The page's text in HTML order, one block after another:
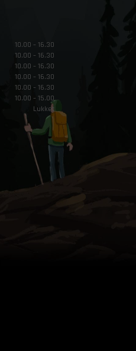
10.00 – 16.30
10.00 – 16.30
10.00 – 16.30
10.00 – 16.30
10.00 – 16.30
10.00 – 15.00
Lukket